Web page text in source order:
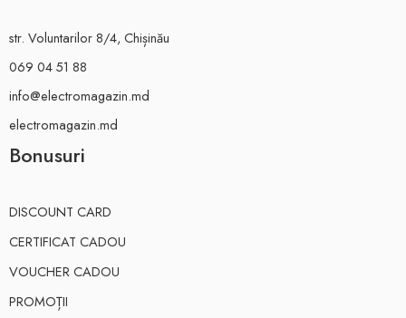
str. Voluntarilor 8/4, Chișinău
069 04 51 88
info@electromagazin.md
electromagazin.md
Bonusuri
DISCOUNT CARD
CERTIFICAT CADOU
VOUCHER CADOU
PROMOȚII